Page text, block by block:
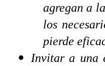
agregan a
los
pierde
Invitar a una